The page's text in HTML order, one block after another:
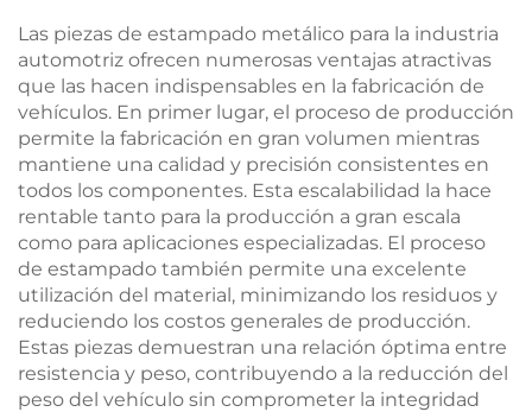
Las piezas de estampado metálico para la industria
automotriz ofrecen numerosas ventajas atractivas
que las hacen indispensables en la fabricación de
vehículos. En primer lugar, el proceso de producción
permite la fabricación en gran volumen mientras
mantiene una calidad y precisión consistentes en
todos los componentes. Esta escalabilidad la hace
rentable tanto para la producción a gran escala
como para aplicaciones especializadas. El proceso
de estampado también permite una excelente
utilización del material, minimizando los residuos y
reduciendo los costos generales de producción.
Estas piezas demuestran una relación óptima entre
resistencia y peso, contribuyendo a la reducción del
peso del vehículo sin comprometer la integridad